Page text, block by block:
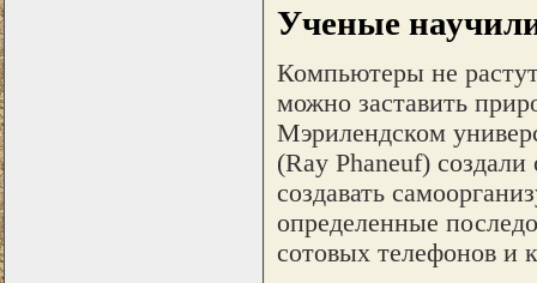
Ученые
Компьютеры не
можно заставить
Мэрилендском
(Ray Phaneuf)
создавать
определенные
сотовых телефонов и